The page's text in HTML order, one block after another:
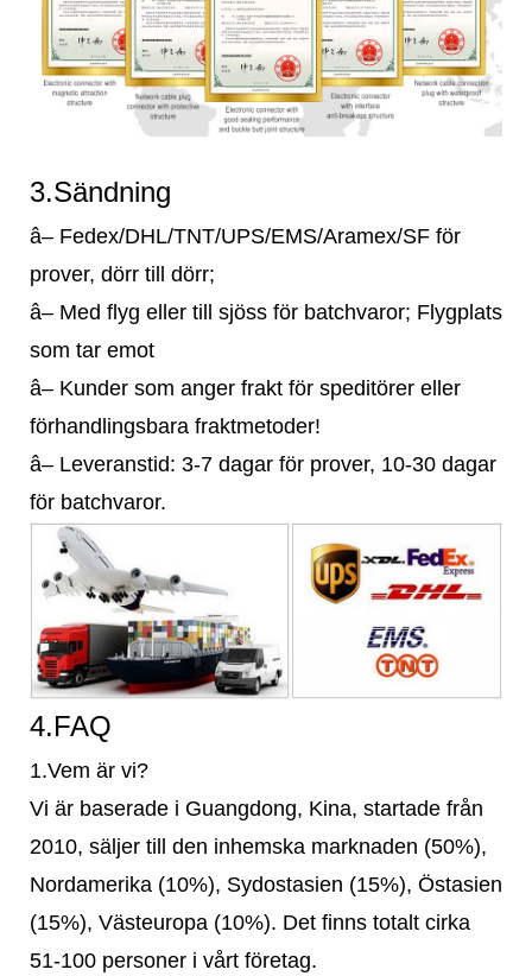
3.Sändning
â– Fedex/DHL/TNT/UPS/EMS/Aramex/SF för
prover, dörr till dörr;
â– Med flyg eller till sjöss för batchvaror; Flygplats
som tar emot
â– Kunder som anger frakt för speditörer eller
förhandlingsbara fraktmetoder!
â– Leveranstid: 3-7 dagar för prover, 10-30 dagar
för batchvaror.
4.FAQ
1.Vem är vi?
Vi är baserade i Guangdong, Kina, startade från
2010, säljer till den inhemska marknaden (50%),
Nordamerika (10%), Sydostasien (15%), Östasien
(15%), Västeuropa (10%). Det finns totalt cirka
51-100 personer i vårt företag.